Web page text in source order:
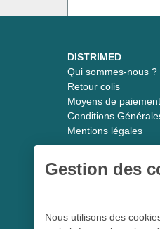
DISTRIMED
Qui sommes-nous ?
Retour colis
Moyens de paiement
Conditions
Mentions légales
Distrimed.com
Gestion des
Nous utilisons des